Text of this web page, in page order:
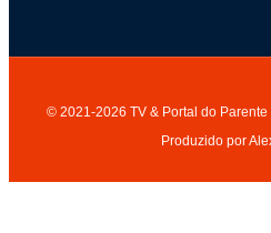
© 2021-2026 TV & Portal do
Produzido por